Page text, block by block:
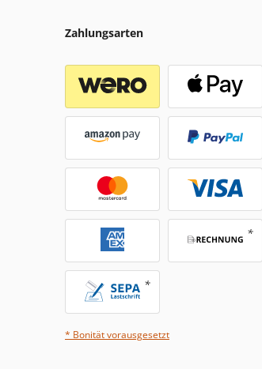
Zahlungsarten
* Bonität vorausgesetzt